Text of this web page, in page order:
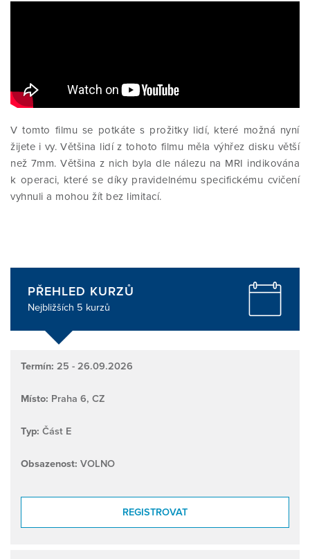
V tomto filmu se potkáte s prožitky lidí, které možná nyní
žijete i vy. Většina lidí z tohoto filmu měla výhřez disku větší
než 7mm. Většina z nich byla dle nálezu na MRI indikována
k operaci, které se díky pravidelnému specifickému cvičení
vyhnuli a mohou žít bez limitací.
PŘEHLED KURZŮ
Nejbližších 5 kurzů
Termín: 25 - 26.09.2026
Místo: Praha 6, CZ
Typ: Část E
Obsazenost: VOLNO
REGISTROVAT